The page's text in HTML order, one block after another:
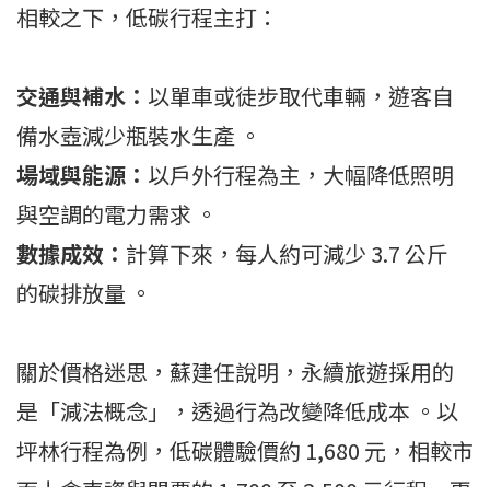
相較之下，低碳行程主打：
交通與補水： 以單車或徒步取代車輛，遊客自
備水壺減少瓶裝水生產 。
場域與能源： 以戶外行程為主，大幅降低照明
與空調的電力需求 。
數據成效： 計算下來，每人約可減少 3.7 公斤
的碳排放量 。
關於價格迷思，蘇建任說明，永續旅遊採用的
是「減法概念」，透過行為改變降低成本 。以
坪林行程為例，低碳體驗價約 1,680 元，相較市